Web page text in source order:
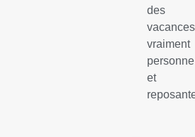
des
vacances
vraiment
et